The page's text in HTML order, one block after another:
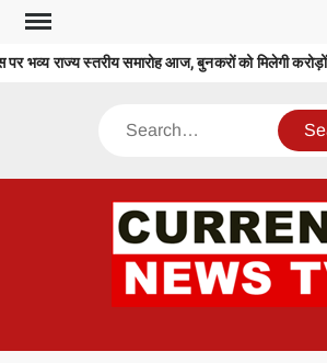
Skip
content
भव्य राज्य स्तरीय समारोह आज, बुनकरों को मिलेगी करोड़ों
Search